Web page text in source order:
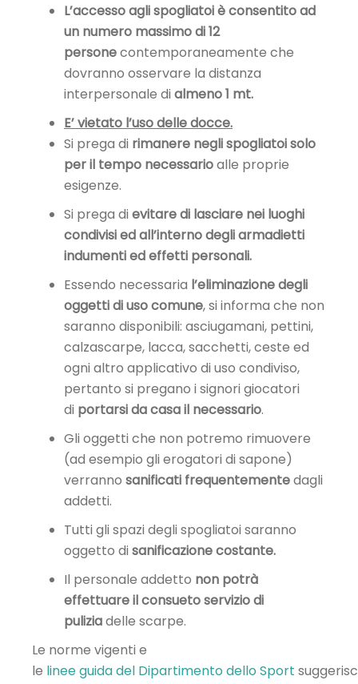
L’accesso agli spogliatoi è consentito ad
un numero massimo di 12
personecontemporaneamente che
dovranno osservare la distanza
interpersonale di almeno 1 mt.
E’ vietato l’uso delle docce.
Si prega di rimanere negli spogliatoi solo
per il tempo necessarioalle proprie
esigenze.
Si prega di evitare di lasciare nei luoghi
condivisi ed all’interno degli armadietti
indumenti ed effetti personali.
Essendo necessaria l’eliminazione degli
oggetti di uso comune, si informa che non
saranno disponibili: asciugamani, pettini,
calzascarpe, lacca, sacchetti, ceste ed
ogni altro applicativo di uso condiviso,
pertanto si pregano i signori giocatori
di portarsi da casa il necessario.
Gli oggetti che non potremo rimuovere
(ad esempio gli erogatori di sapone)
verranno sanificati frequentementedagli
addetti.
Tutti gli spazi degli spogliatoi saranno
oggetto di sanificazione costante.
Il personale addetto non potrà
effettuare il consueto servizio di
puliziadelle scarpe.
Le norme vigenti e
le linee guida del Dipartimento dello Sport